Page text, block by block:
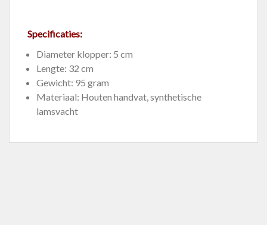
Specificaties:
Diameter klopper: 5 cm
Lengte: 32 cm
Gewicht: 95 gram
Materiaal: Houten handvat, synthetische
lamsvacht